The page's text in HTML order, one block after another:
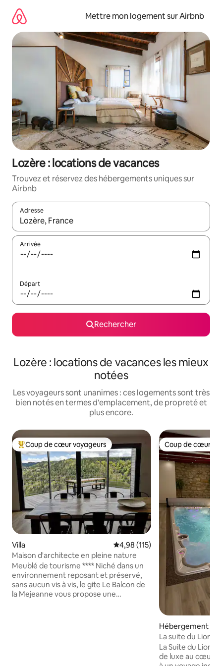
directement
contenu
Mettre mon logement sur Airbnb
Lozère : locations de vacances
Trouvez et réservez des hébergements uniques sur
Airbnb
Adresse
Lorsque les résultats s'affichent, utilisez les flèches vers le
Arrivée
Départ
Rechercher
Lozère : locations de vacances les mieux
notées
Les voyageurs sont unanimes : ces logements sont très
bien notés en termes d'emplacement, de propreté et
plus encore.
Coups de cœur voyageurs les plus appréciés
Coup de cœur voyageurs
Villa Évaluation moyenne sur la
4,98 (115)
Maison d'architecte en pleine nature
Meublé de tourisme **** Niché dans un
environnement reposant et préservé,
sans aucun vis à vis, le gite Le Balcon de
la Mejeanne vous propose une
Coup de cœur
Coup de cœur
Hébergement
La suite du Lion
La Suite du Lion
de luxe au cœur